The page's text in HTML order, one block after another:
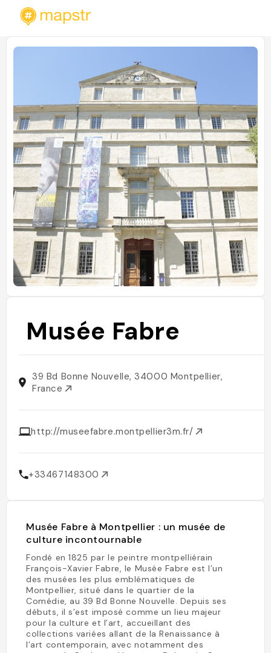
Musée Fabre
39 Bd Bonne Nouvelle, 34000 Montpellier,
France
http://museefabre.montpellier3m.fr/
+33467148300
Musée Fabre à Montpellier : un musée de
culture incontournable
Fondé en 1825 par le peintre montpelliérain
François-Xavier Fabre, le Musée Fabre est l’un
des musées les plus emblématiques de
Montpellier, situé dans le quartier de la
Comédie, au 39 Bd Bonne Nouvelle. Depuis ses
débuts, il s’est imposé comme un lieu majeur
pour la culture et l’art, accueillant des
collections variées allant de la Renaissance à
l’art contemporain, avec notamment des